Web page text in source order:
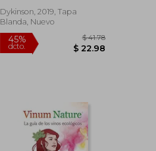
$ 28.21
$ 15.51
Dykinson, 2019, Tapa
Blanda, Nuevo
45%
dcto.